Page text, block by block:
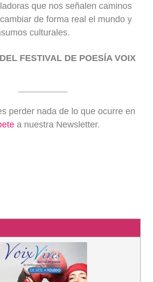
que nos señalen caminos
de forma real el mundo y
culturales.
FESTIVAL DE POESÍA VOIX
perder nada de lo que ocurre en
a nuestra Newsletter.